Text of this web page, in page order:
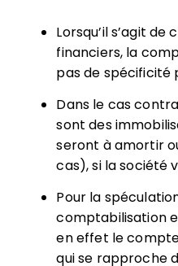
Lorsqu’il s’agit
financiers, la
pas de spécificité
Dans le cas
sont des
seront à amortir
cas), si la société
Pour la
comptabilisation
en effet le compte
qui se rapproche